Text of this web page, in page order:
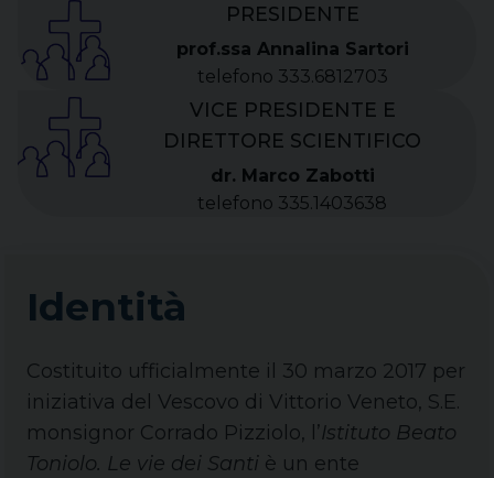
PRESIDENTE
prof.ssa Annalina Sartori
telefono 333.6812703
VICE PRESIDENTE E
DIRETTORE SCIENTIFICO
dr. Marco Zabotti
telefono 335.1403638
Identità
Costituito ufficialmente il 30 marzo 2017 per
iniziativa del Vescovo di Vittorio Veneto, S.E.
monsignor Corrado Pizziolo, l’Istituto Beato
Toniolo. Le vie dei Santi è un ente